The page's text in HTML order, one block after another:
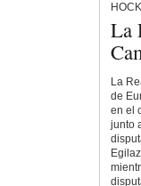
La
La
de
en el
junto